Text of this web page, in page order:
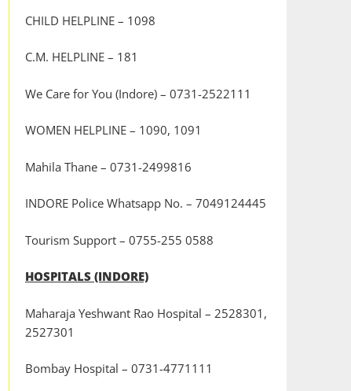
CHILD HELPLINE – 1098
C.M. HELPLINE – 181
We Care for You (Indore) – 0731-2522111
WOMEN HELPLINE – 1090, 1091
Mahila Thane – 0731-2499816
INDORE Police Whatsapp No. – 7049124445
Tourism Support – 0755-255 0588
HOSPITALS (INDORE)
Maharaja Yeshwant Rao Hospital – 2528301,
2527301
Bombay Hospital – 0731-4771111